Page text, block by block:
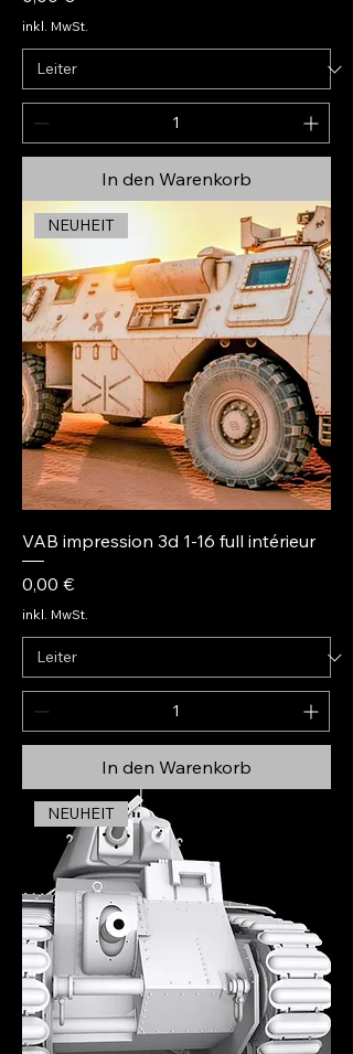
inkl. MwSt.
In den Warenkorb
NEUHEIT
VAB impression 3d 1-16 full intérieur
Preis
0,00 €
inkl. MwSt.
In den Warenkorb
NEUHEIT